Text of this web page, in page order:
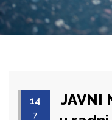
14
7
JAVNI